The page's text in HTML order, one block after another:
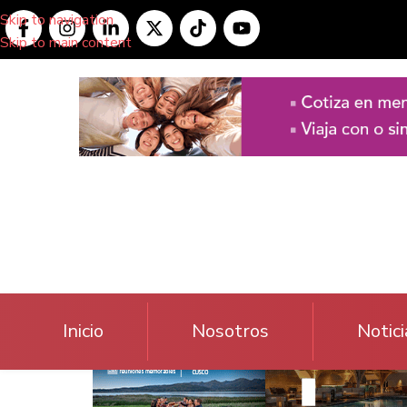
Skip to navigation
Skip to main content
Inicio Nosotros